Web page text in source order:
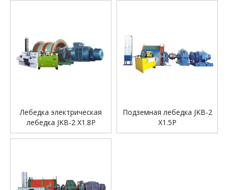
Лебедка электрическая
лебедка JKB-2 X1.8P
Подземная лебедка JKB-2
X1.5P